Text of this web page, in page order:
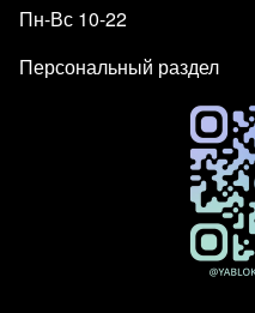
Пн-Вс 10-22
Персональный раздел